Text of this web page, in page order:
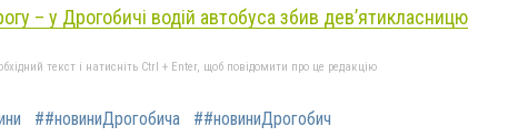
– у Дрогобичі водій автобуса збив дев’ятикласницю
текст і натисніть Ctrl + Enter, щоб повідомити про це редакцію
##новиниДрогобича ##новиниДрогобич